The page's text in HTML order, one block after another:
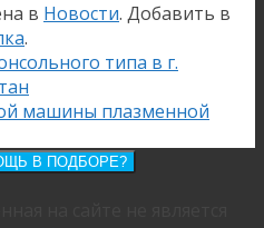
в Новости. Добавить в
.
типа в г.
машины плазменной
В ПОДБОРЕ?